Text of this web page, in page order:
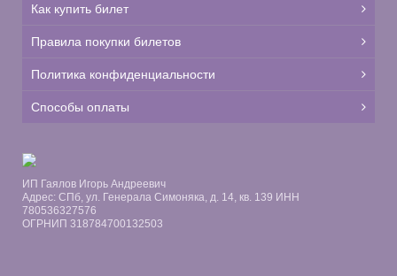
Как купить билет
Правила покупки билетов
Политика конфиденциальности
Способы оплаты
ИП Гаялов Игорь Андреевич
Адрес: СПб, ул. Генерала Симоняка, д. 14, кв. 139 ИНН
780536327576
ОГРНИП 318784700132503